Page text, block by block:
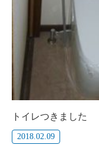
トイレつきました
2018.02.09